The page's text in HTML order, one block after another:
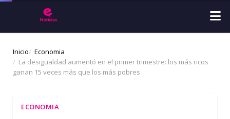
Inicio
Economia
La desigualdad aumentó en el primer trimestre: los más ricos
ganan 15 veces más que los más pobres
ECONOMIA